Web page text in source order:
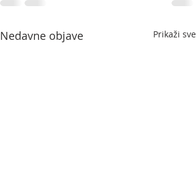
Nedavne objave Prikaži sve